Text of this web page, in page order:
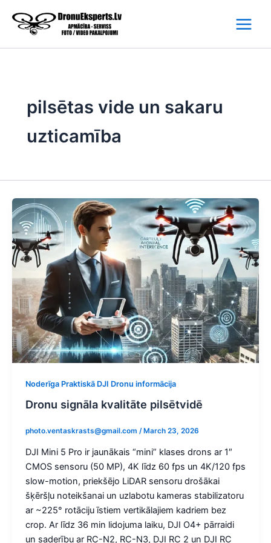
content
pilsētas vide un sakaru
uzticamība
Noderīga Praktiskā DJI Dronu informācija
Dronu signāla kvalitāte pilsētvidē
photo.ventaskrasts@gmail.com / March 23, 2026
DJI Mini 5 Pro ir jaunākais “mini” klases drons ar 1″
CMOS sensoru (50 MP), 4K līdz 60 fps un 4K/120 fps
slow-motion, priekšējo LiDAR sensoru drošākai
šķēršļu noteikšanai un uzlabotu kameras stabilizatoru
ar ~225° rotāciju īstiem vertikālajiem kadriem bez
crop. Ar līdz 36 min lidojuma laiku, DJI O4+ pārraidi
un saderību ar RC-N2, RC-N3, DJI RC 2 un DJI RC